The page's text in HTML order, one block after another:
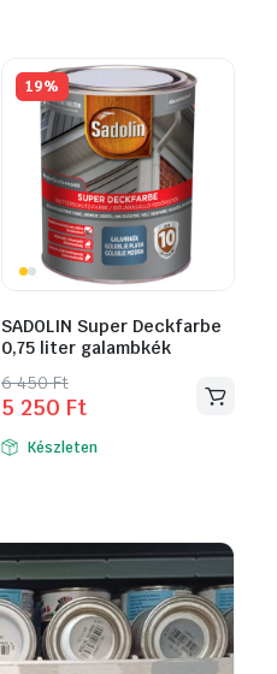
19%
SADOLIN Super Deckfarbe
0,75 liter galambkék
6 450Ft
Original
price
was:
5 250 Ft
Current
price
is: Készleten